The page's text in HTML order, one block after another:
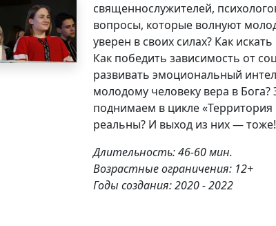
священнослужителей,
вопросы, которые волнуют
уверен в своих силах? Как
Как победить зависимость от
развивать эмоциональный
молодому человеку вера в
поднимаем в цикле
реальны? И выход из них — тоже!
Длительность: 46-60 мин.
Возрастные ограничения: 12+
Годы создания: 2020 - 2022